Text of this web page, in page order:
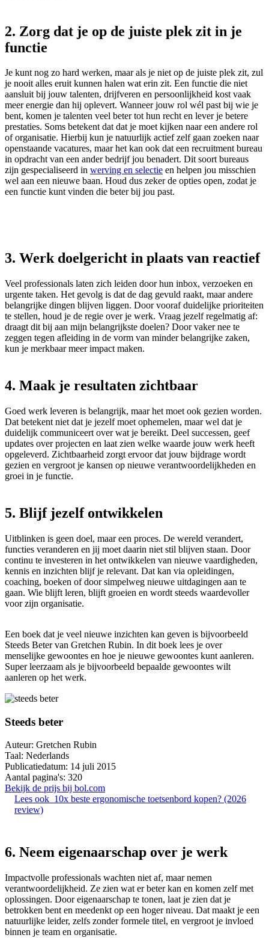
2. Zorg dat je op de juiste plek zit in je
functie
Je kunt nog zo hard werken, maar als je niet op de juiste plek zit, zul
je nooit alles eruit kunnen halen wat erin zit. Een functie die niet
aansluit bij jouw talenten, drijfveren en persoonlijkheid kost vaak
meer energie dan hij oplevert. Wanneer jouw rol wél past bij wie je
bent, komen je talenten veel beter tot hun recht en lever je betere
prestaties. Soms betekent dat dat je moet kijken naar een andere rol
of organisatie. Hierbij kun je natuurlijk actief zelf gaan zoeken naar
openstaande vacatures, maar het kan ook dat een recruitment bureau
in opdracht van een ander bedrijf jou benadert. Dit soort bureaus
zijn gespecialiseerd in werving en selectie en helpen jou misschien
wel aan een nieuwe baan. Houd dus zeker de opties open, zodat je
een functie kunt vinden die beter bij jou past.
3. Werk doelgericht in plaats van reactief
Veel professionals laten zich leiden door hun inbox, verzoeken en
urgente taken. Het gevolg is dat de dag gevuld raakt, maar andere
belangrijke dingen blijven liggen. Door vooraf duidelijke prioriteiten
te stellen, houd je de regie over je werk. Vraag jezelf regelmatig af:
draagt dit bij aan mijn belangrijkste doelen? Door vaker nee te
zeggen tegen afleiding in de vorm van minder belangrijke zaken,
kun je merkbaar meer impact maken.
4. Maak je resultaten zichtbaar
Goed werk leveren is belangrijk, maar het moet ook gezien worden.
Dat betekent niet dat je jezelf moet ophemelen, maar wel dat je
duidelijk communiceert over wat je bereikt. Deel successen, geef
updates over projecten en laat zien welke waarde jouw werk heeft
opgeleverd. Zichtbaarheid zorgt ervoor dat jouw bijdrage wordt
gezien en vergroot je kansen op nieuwe verantwoordelijkheden en
groei in je functie.
5. Blijf jezelf ontwikkelen
Uitblinken is geen doel, maar een proces. De wereld verandert,
functies veranderen en jij moet daarin niet stil blijven staan. Door
continu te investeren in het ontwikkelen van nieuwe vaardigheden,
kennis en inzichten blijf je relevant. Dat kan via opleidingen,
coaching, boeken of door simpelweg nieuwe uitdagingen aan te
gaan. Wie blijft leren, blijft groeien en wordt steeds waardevoller
voor zijn organisatie.
Een boek dat je veel nieuwe inzichten kan geven is bijvoorbeeld
Steeds Beter van Gretchen Rubin. In dit boek lees je over
menselijke gewoontes en hoe je nieuwe gewoontes kunt aanleren.
Super leerzaam als je bijvoorbeeld bepaalde gewoontes wilt
aanleren op het werk.
Steeds beter
Auteur: Gretchen Rubin
Taal: Nederlands
Publicatiedatum: 14 juli 2015
Aantal pagina's: 320
Bekijk de prijs bij bol.com
Lees ook 10x beste ergonomische toetsenbord kopen? (2026
review)
6. Neem eigenaarschap over je werk
Impactvolle professionals wachten niet af, maar nemen
verantwoordelijkheid. Ze zien wat er beter kan en komen zelf met
oplossingen. Door eigenaarschap te tonen, laat je zien dat je
betrokken bent en meedenkt op een hoger niveau. Dat maakt je een
natuurlijke leider, zelfs zonder formele titel, en vergroot je invloed
binnen je team en organisatie.